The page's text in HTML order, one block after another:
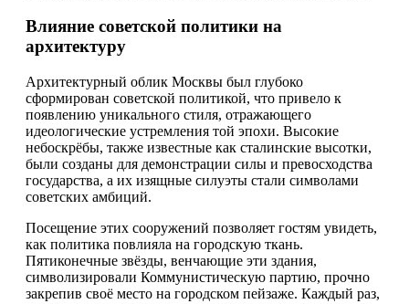
Влияние советской политики на
архитектуру
Архитектурный облик Москвы был глубоко
сформирован советской политикой, что привело к
появлению уникального стиля, отражающего
идеологические устремления той эпохи. Высокие
небоскрёбы, также известные как сталинские высотки,
были созданы для демонстрации силы и превосходства
государства, а их изящные силуэты стали символами
советских амбиций.
Посещение этих сооружений позволяет гостям увидеть,
как политика повлияла на городскую ткань.
Пятиконечные звёзды, венчающие эти здания,
символизировали Коммунистическую партию, прочно
закрепив своё место на городском пейзаже. Каждый раз,